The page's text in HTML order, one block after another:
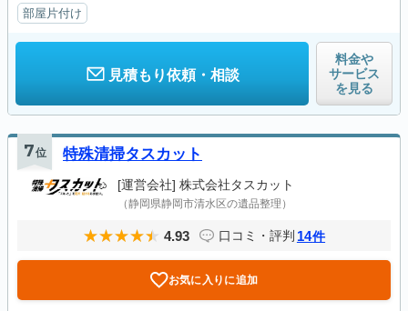
部屋片付け
見積もり依頼・相談
料金や
サービス
を見る
7位 特殊清掃タスカット
[運営会社] 株式会社タスカット
（静岡県静岡市清水区の遺品整理）
4.93 口コミ・評判 14件
お気に入りに追加